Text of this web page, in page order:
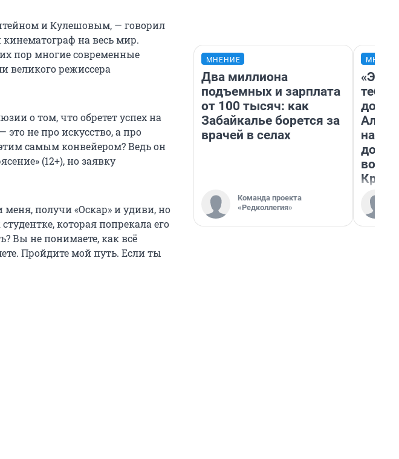
и Кулешовым, — говорил
на весь мир.
пор многие современные
великого режиссера
о том, что обретет успех на
не про искусство, а про
самым конвейером? Ведь он
(12+), но заявку
получи «Оскар» и удиви, но
которая попрекала его
Вы не понимаете, как всё
Пройдите мой путь. Если ты
МНЕНИЕ
Два миллиона
подъемных и зарплата
от 100 тысяч: как
Забайкалье борется за
врачей в селах
Команда проекта
«Редколлегия»
«Эй,
на